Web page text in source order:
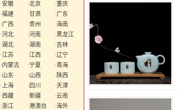
·安徽 ·北京
·重庆
·福建
·甘肃
·广东
·广西
·贵州
·海南
·河北
·河南
·黑龙江
·湖北
·湖南
·吉林
·江苏
·江西
·辽宁
·内蒙古
·宁夏
·青海
·山东
·山西
·陕西
·上海
·四川
·天津
·西藏
·新疆
·云南
·浙江
·港澳台 ·海外